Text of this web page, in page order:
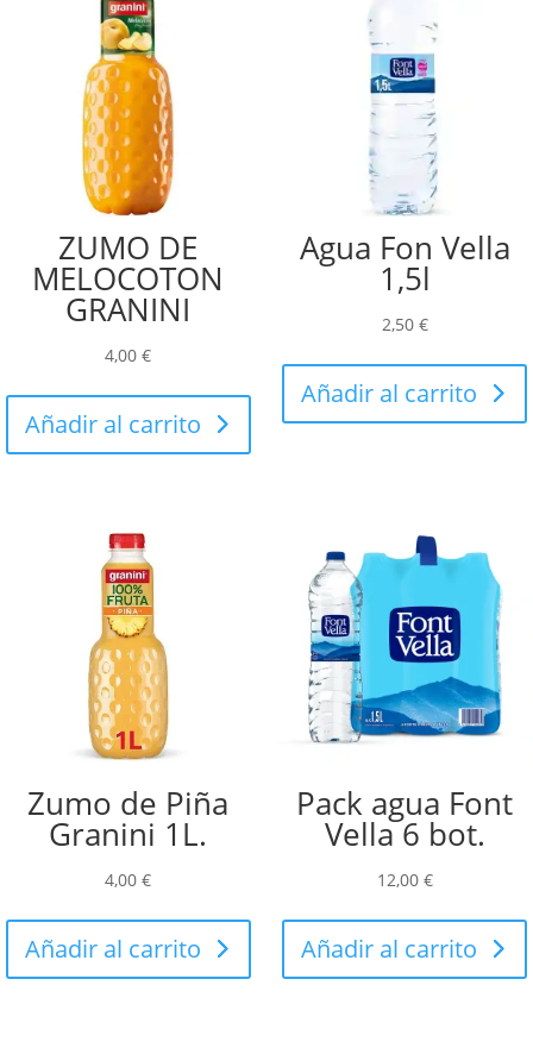
ZUMO DE
MELOCOTON
GRANINI
4,00€
Añadir al carrito
Agua Fon Vella
1,5l
2,50 €
Añadir al carrito
Zumo de Piña
Granini 1L.
4,00€
Añadir al carrito
Pack agua Font
Vella 6 bot.
12,00 €
Añadir al carrito